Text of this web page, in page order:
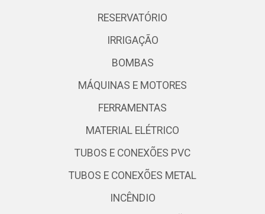
RESERVATÓRIO
IRRIGAÇÃO
BOMBAS
MÁQUINAS E MOTORES
FERRAMENTAS
MATERIAL ELÉTRICO
TUBOS E CONEXÕES PVC
TUBOS E CONEXÕES METAL
INCÊNDIO